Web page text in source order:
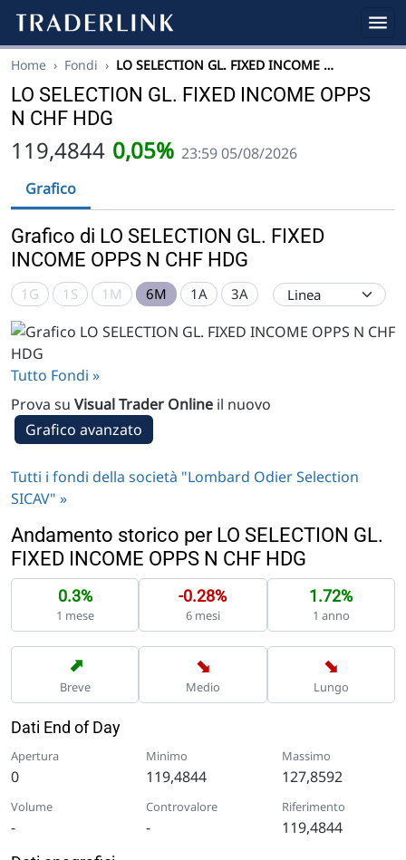
Home › Fondi › LO SELECTION GL. FIXED INCOME …
LO SELECTION GL. FIXED INCOME OPPS
N CHF HDG
119,4844 0,05% 23:59 05/08/2026
Grafico
Grafico di LO SELECTION GL. FIXED
INCOME OPPS N CHF HDG
1G 1S 1M 6M 1A 3A
Tutto Fondi »
Prova su Visual Trader Online il nuovo
Grafico avanzato
Tutti i fondi della società "Lombard Odier Selection
SICAV" »
Andamento storico per LO SELECTION GL.
FIXED INCOME OPPS N CHF HDG
0.3%
1 mese
-0.28%
6 mesi
1.72%
1 anno
➡
Breve
➡
Medio
➡
Lungo
Dati End of Day
Apertura
0
Minimo
119,4844
Massimo
127,8592
Volume
-
Controvalore
-
Riferimento
119,4844